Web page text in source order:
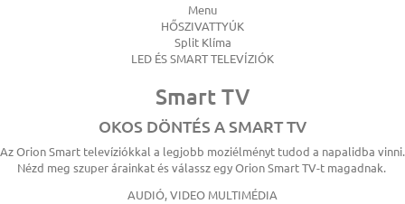
Menu
HŐSZIVATTYÚK
Split Klíma
LED ÉS SMART TELEVÍZIÓK
Smart TV
OKOS DÖNTÉS A SMART TV
Az Orion Smart televíziókkal a legjobb moziélményt tudod a napalidba vinni.
Nézd meg szuper árainkat és válassz egy Orion Smart TV-t magadnak.
AUDIÓ, VIDEO MULTIMÉDIA